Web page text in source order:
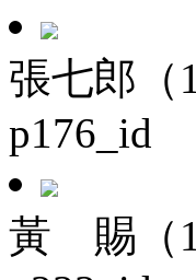
張七郎（
p176_id
黃 賜（